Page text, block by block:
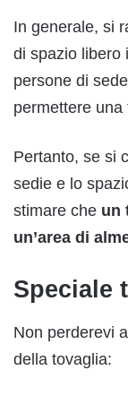
In generale, si
di spazio libero
persone di
permettere
Pertanto, se si
sedie e lo
stimare che un
un’area di
Speciale
Non perderevi
della tovaglia: